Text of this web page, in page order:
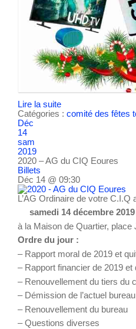
Lire la suite
Catégories : comité des fêtes
Déc
14
sam
2019
2020 – AG du CIQ Eoures
Billets
Déc 14 @ 09:30
L’AG Ordinaire de votre C.I.Q
samedi 14 décembre
à la Maison de Quartier, place
Ordre du jour :
– Rapport moral de 2019 et
– Rapport financier de 2019 et
– Renouvellement du tiers du
– Démission de l’actuel bureau
– Renouvellement du bureau
– Questions diverses